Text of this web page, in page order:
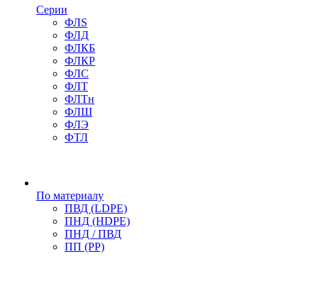
Серии
ФЛS
ФЛД
ФЛКБ
ФЛКР
ФЛС
ФЛТ
ФЛТн
ФЛШ
ФЛЭ
ФТЛ
По материалу
ПВД (LDPE)
ПНД (HDPE)
ПНД / ПВД
ПП (PP)